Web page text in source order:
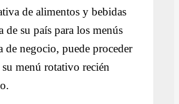
de alimentos y bebidas
de su país para los menús
de negocio, puede proceder
menú rotativo recién